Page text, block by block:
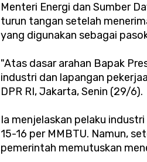
Menteri Energi dan Sumber
turun tangan setelah
yang digunakan sebagai
"Atas dasar arahan Bapak
industri dan lapangan
DPR RI, Jakarta, Senin (29/6).
Ia menjelaskan pelaku
15-16 per MMBTU. Namun,
pemerintah memutuskan